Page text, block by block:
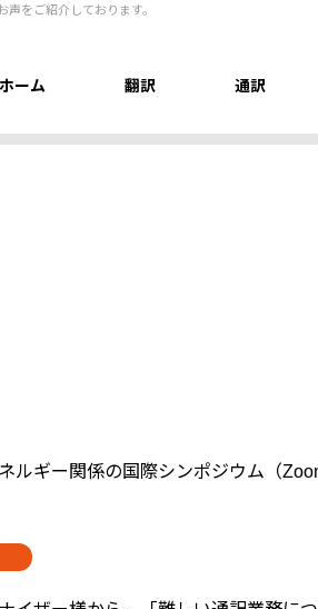
をご紹介しております。
ホーム 翻訳 通訳
ギー関係の国際シンポジウム（